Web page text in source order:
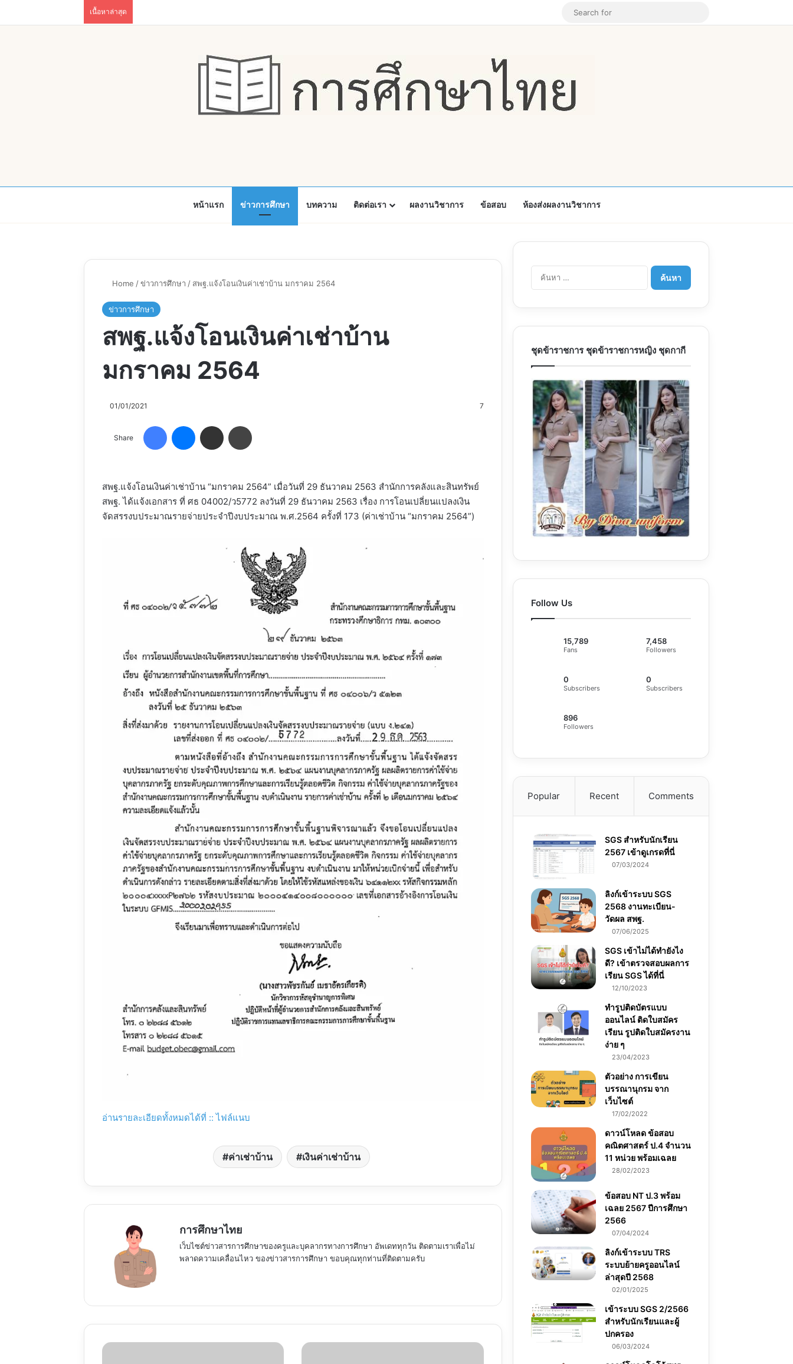
เนื้อหาล่าสุด Instagram
Random Article
หน้าแรก ข่าวการศึกษา บทความ ติดต่อเรา ผลงานวิชาการ ข้อสอบ ห้องส่งผลงานวิชาการ
Home /ข่าวการศึกษา / สพฐ.แจ้งโอนเงินค่าเช่าบ้าน มกราคม 2564
ข่าวการศึกษา
สพฐ.แจ้งโอนเงินค่าเช่าบ้าน
มกราคม 2564
01/01/2021 7
Share
FacebookMessenger
Share via Email
สพฐ.แจ้งโอนเงินค่าเช่าบ้าน “มกราคม 2564” เมื่อวันที่ 29 ธันวาคม 2563 สำนักการคลังและสินทรัพย์
สพฐ. ได้แจ้งเอกสาร ที่ ศธ 04002/ว5772 ลงวันที่ 29 ธันวาคม 2563 เรื่อง การโอนเปลี่ยนแปลงเงิน
จัดสรรงบประมาณรายจ่ายประจำปีงบประมาณ พ.ศ.2564 ครั้งที่ 173 (ค่าเช่าบ้าน “มกราคม 2564”)
อ่านรายละเอียดทั้งหมดได้ที่ :: ไฟล์แนบ
ค่าเช่าบ้าน เงินค่าเช่าบ้าน
การศึกษาไทย
เว็บไซต์ข่าวสารการศึกษาของครูและบุคลากรทางการศึกษา อัพเดททุกวัน ติดตามเราเพื่อไม่
พลาดความเคลื่อนไหว ของข่าวสารการศึกษา ขอบคุณทุกท่านที่ติดตามครับ
สพฐ.แจ้ง
ด่วน
ค้นหา
สำหรับ:
ชุดข้าราชการ ชุดข้าราชการหญิง ชุดกากี
Follow Us
15,789
Fans
7,458
Followers
0
Subscribers
0
Subscribers
896
Followers
Popular Recent Comments
SGS สําหรับนักเรียน
2567 เข้าดูเกรดที่นี่
07/03/2024
ลิงก์เข้าระบบ SGS
2568 งานทะเบียน-
วัดผล สพฐ.
07/06/2025
SGS เข้าไม่ได้ทำยังไง
ดี? เข้าตรวจสอบผลการ
เรียน SGS ได้ที่นี่
12/10/2023
ทำรูปติดบัตรแบบ
ออนไลน์ ติดใบสมัคร
เรียน รูปติดใบสมัครงาน
ง่าย ๆ
23/04/2023
ตัวอย่าง การเขียน
บรรณานุกรม จาก
เว็บไซต์
17/02/2022
ดาวน์โหลด ข้อสอบ
คณิตศาสตร์ ป.4 จำนวน
11 หน่วย พร้อมเฉลย
28/02/2023
ข้อสอบ NT ป.3 พร้อม
เฉลย 2567 ปีการศึกษา
2566
07/04/2024
ลิงก์เข้าระบบ TRS
ระบบย้ายครูออนไลน์
ล่าสุดปี 2568
02/01/2025
เข้าระบบ SGS 2/2566
สำหรับนักเรียนและผู้
ปกครอง
06/03/2024